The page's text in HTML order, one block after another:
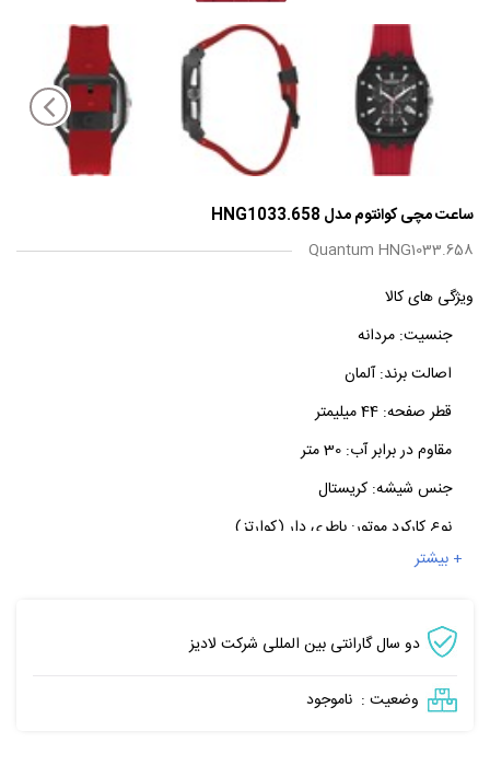
ساعت مچی کوانتوم مدل HNG1033.658
Quantum HNG1033.658
ویژگی های کالا
جنسیت: مردانه
اصالت برند: آلمان
قطر صفحه: 44 میلیمتر
مقاوم در برابر آب: 30 متر
جنس شیشه: کریستال
نوع کارکرد موتور: باطری دار (کوارتز)
+ بیشتر
دو سال گارانتی بین المللی شرکت لادیز
وضعیت : ناموجود